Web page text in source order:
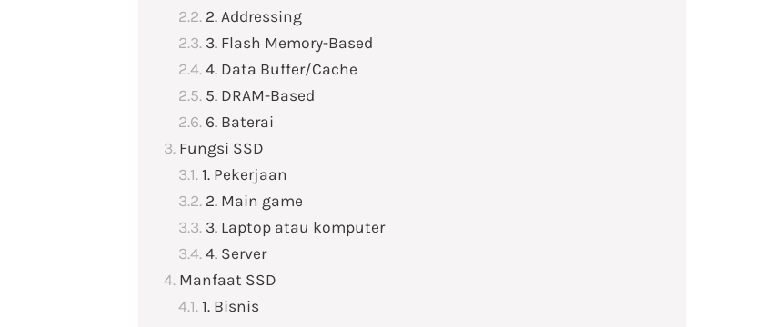
2. Addressing
3. Flash Memory-Based
4. Data Buffer/Cache
5. DRAM-Based
6. Baterai
Fungsi SSD
1. Pekerjaan
2. Main game
3. Laptop atau komputer
4. Server
Manfaat SSD
1. Bisnis